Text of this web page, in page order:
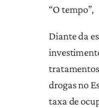
“O tempo”,
Diante da
drogas no
taxa de